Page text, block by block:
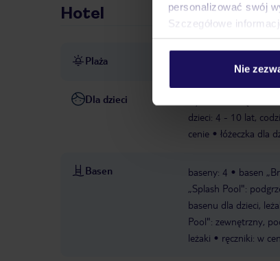
personalizować swój
Szczegółowe
Nie
Hotel
Plaża bezpośrednio przy
Dla dzieci
dzieci: 4 - 10 lat,
cenie
łóżeczka dla
Basen baseny: 4 basen
„Splash Pool":
basenu dla dzieci,
Pool": zewnętrzny,
leżaki
ręczniki: w